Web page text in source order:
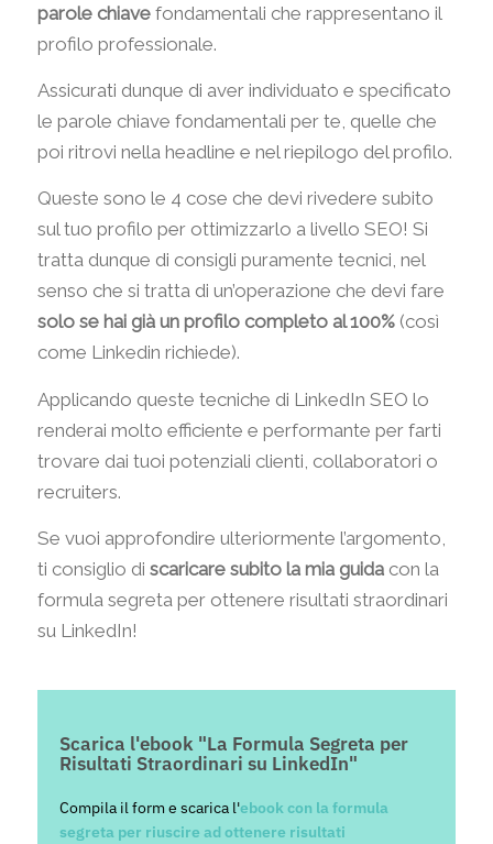
parole chiavefondamentali che rappresentano il
profilo professionale.
Assicurati dunque di aver individuato e specificato
le parole chiave fondamentali per te, quelle che
poi ritrovi nella headline e nel riepilogo del profilo.
Queste sono le 4 cose che devi rivedere subito
sul tuo profilo per ottimizzarlo a livello SEO! Si
tratta dunque di consigli puramente tecnici, nel
senso che si tratta di un’operazione che devi fare
solo se hai già un profilo completo al 100%(così
come Linkedin richiede).
Applicando queste tecniche di LinkedIn SEO lo
renderai molto efficiente e performante per farti
trovare dai tuoi potenziali clienti, collaboratori o
recruiters.
Se vuoi approfondire ulteriormente l’argomento,
ti consiglio di scaricare subito la mia guidacon la
formula segreta per ottenere risultati straordinari
su LinkedIn!
Scarica l'ebook "La Formula Segreta per
Risultati Straordinari su LinkedIn"
Compila il form e scarica l'ebook con la formula
segreta per riuscire ad ottenere risultati